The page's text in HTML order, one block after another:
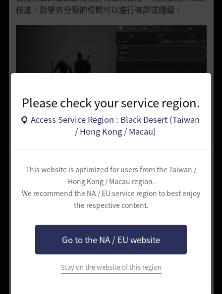
Please check your service region.
Access Service Region : Black Desert (Taiwan
/ Hong Kong / Macau)
This website is optimized for users from the Taiwan /
Hong Kong / Macau region.
We recommend the NA / EU service region to best enjoy
the respective content.
Go to the NA / EU website
Stay on the website of this region
技能，點擊各分類的標題可以進行確認或隱藏 。
至最大等級。
56等級以下的角色，藉由技能整體重置可自由重置已
學習的技能，以右鍵按技能圖示時，可重置各技能，若
技能具有好幾個等級，利用'Shift+右鍵點擊圖示'將可